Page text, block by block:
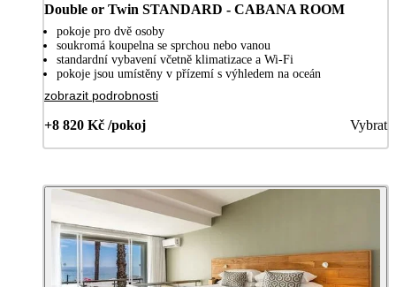
Double or Twin STANDARD - CABANA ROOM
pokoje pro dvě osoby
soukromá koupelna se sprchou nebo vanou
standardní vybavení včetně klimatizace a Wi-Fi
pokoje jsou umístěny v přízemí s výhledem na oceán
zobrazit podrobnosti
+8 820 Kč /pokoj Vybrat